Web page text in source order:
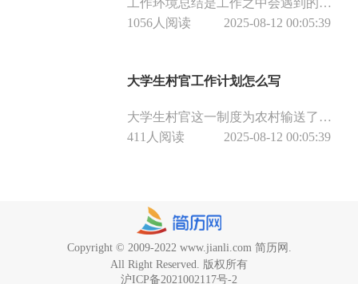
工作环境总结是工作之中会遇到的写作报告之一，本文就会教你如何写出简洁的工作环境总结。
1056人阅读
2025-08-12 00:05:39
大学生村官工作计划怎么写
大学生村官这一制度为农村输送了大量优秀人才，为农村发展注入了新的活力。如果你是一名大学生村官或即将成为大学生村官，你不会写工作计划，本文会仔细讲述如何写工作计划，希望对你有所帮助。
411人阅读
2025-08-12 00:05:39
Copyright © 2009-2022 www.jianli.com 简历网.
All Right Reserved. 版权所有
沪ICP备2021002117号-2